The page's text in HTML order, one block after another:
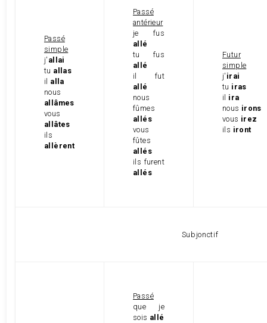
Passé
simple
j' allai
tu allas
il alla
nous
allâmes
vous
allâtes
ils
allèrent
Passé
antérieur
je fus
allé
tu fus
allé
il fut
allé
nous
fûmes
allés
vous
fûtes
allés
ils furent
allés
Futur
simple
j' irai
tu iras
il ira
nous irons
vous irez
ils iront
Subjonctif
Passé
que je
sois allé